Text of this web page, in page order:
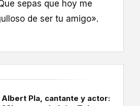
sepas que hoy me
de ser tu amigo».
Albert Pla, cantante y actor: